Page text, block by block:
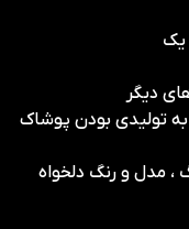
یک
دیگر
تولیدی بودن پوشاک
، مدل و رنگ دلخواه